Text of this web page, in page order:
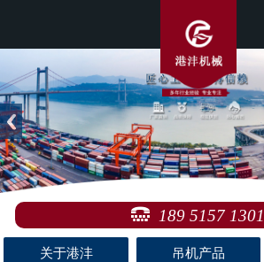
189 5157 1301
关于港沣 吊机产品